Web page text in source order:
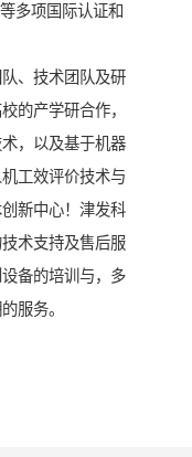
多项国际认证和
、技术团队及研
的产学研合作，
，以及基于机器
工效评价技术与
新中心！津发科
术支持及售后服
备的培训与，多
服务。